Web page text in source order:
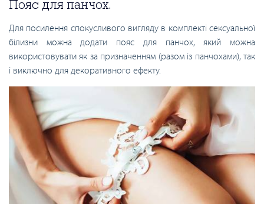
Пояс для панчох.
Для посилення спокусливого вигляду в комплекті сексуальної
білизни можна додати пояс для панчох, який можна
використовувати як за призначенням (разом із панчохами), так
і виключно для декоративного ефекту.